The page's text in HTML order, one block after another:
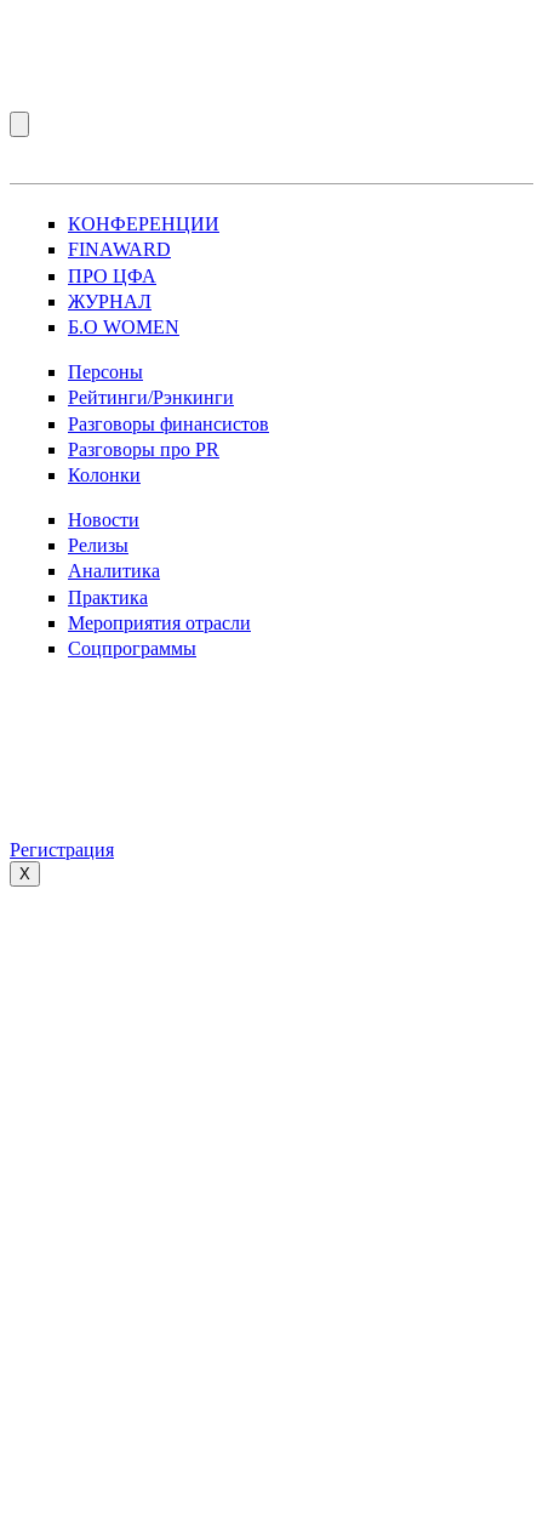
КОНФЕРЕНЦИИ
FINAWARD
ПРО ЦФА
ЖУРНАЛ
Б.О WOMEN
Персоны
Рейтинги/Рэнкинги
Разговоры финансистов
Разговоры про PR
Колонки
Новости
Релизы
Аналитика
Практика
Мероприятия отрасли
Соцпрограммы
Регистрация
X